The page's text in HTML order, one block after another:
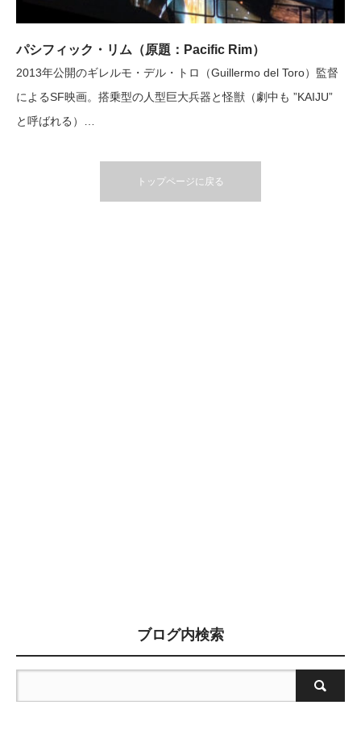
パシフィック・リム（原題：Pacific Rim）
2013年公開のギレルモ・デル・トロ（Guillermo del Toro）監督
によるSF映画。搭乗型の人型巨大兵器と怪獣（劇中も ”KAIJU”
と呼ばれる）…
トップページに戻る
ブログ内検索